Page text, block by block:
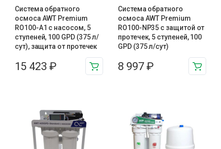
Система обратного
осмоса AWT Premium
RO100-A1 с насосом, 5
ступеней, 100 GPD (375 л/
сут), защита от протечек
15 423 ₽
Система обратного
осмоса AWT Premium
RO100-NP35 с защитой от
протечек, 5 ступеней, 100
GPD (375 л/сут)
8 997 ₽